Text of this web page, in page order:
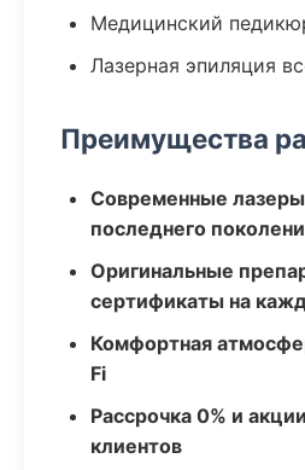
Медицинский
Лазерная эпиляция
Преимущества
Современные
последнего
Оригинальные
сертификаты на
Комфортная
Fi
Рассрочка 0% и
клиентов